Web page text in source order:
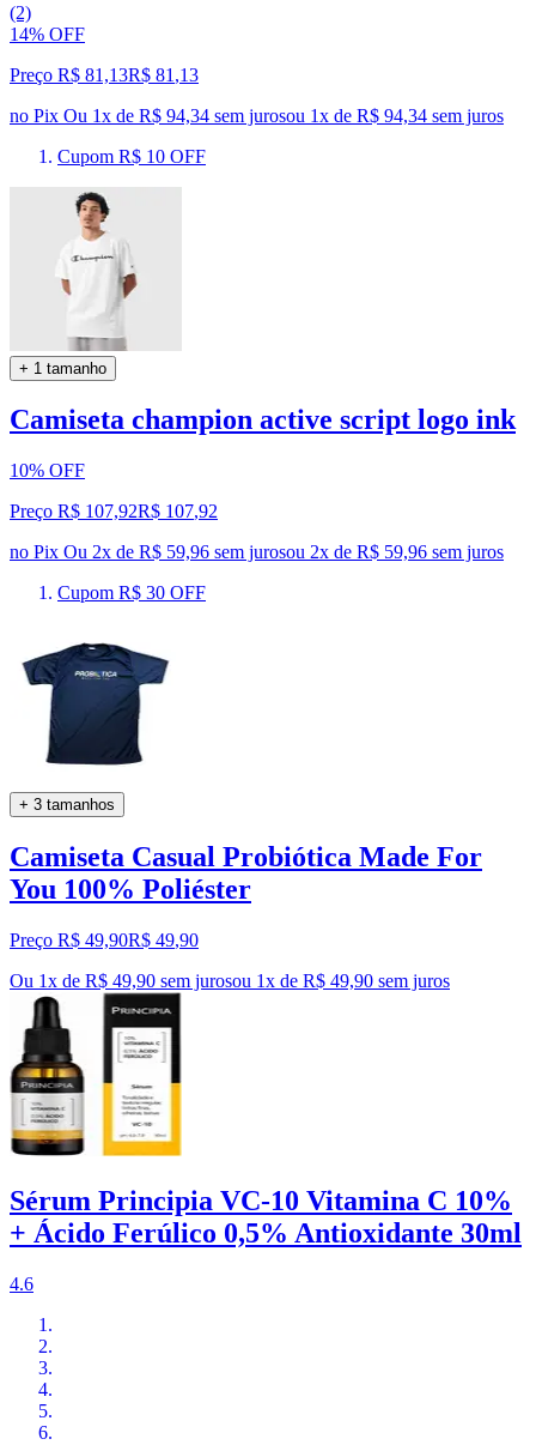
(2)
14% OFF
Preço R$ 81,13R$ 81 ,13
no Pix Ou 1x de R$ 94,34 sem jurosou 1x de R$ 94,34 sem juros
Cupom R$ 10 OFF
+ 1 tamanho
Camiseta champion active script logo ink
10% OFF
Preço R$ 107,92R$ 107,92
no Pix Ou 2x de R$ 59,96 sem jurosou 2x de R$ 59,96 sem juros
Cupom R$ 30 OFF
+ 3 tamanhos
Camiseta Casual Probiótica Made For
You 100% Poliéster
Preço R$ 49,90R$ 49,90
Ou 1x de R$ 49,90 sem jurosou 1x de R$ 49,90 sem juros
Sérum Principia VC-10 Vitamina C 10%
+ Ácido Ferúlico 0,5% Antioxidante 30ml
4.6